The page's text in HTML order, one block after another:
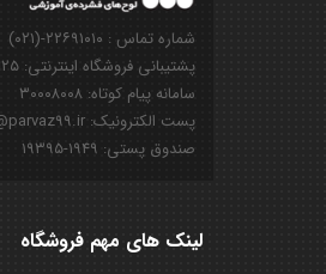
شماره تماس : ۲۲۶۹۱۰۱۰-(۰۲۱)
پشتیبانی فروشگاه اینترنتی: ۰۹۱۲۸۵۰۱۱۲۵
سامانه پیام کوتاه: ۳۰۰۰۸۰۰۸
پست الکترونیک: info@parvaz99.ir
صندوق پستی: ۱۹۴۹-۱۹۳۹۵
لینک های مهم فروشگاه